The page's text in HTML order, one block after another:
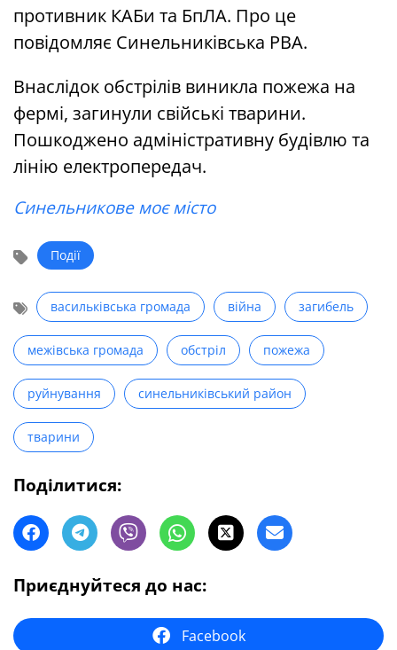
противник КАБи та БпЛА. Про це
повідомляє Синельниківська РВА.
Внаслідок обстрілів виникла пожежа на
фермі, загинули свійські тварини.
Пошкоджено адміністративну будівлю та
лінію електропередач.
Синельникове моє місто
Події
васильківська громада війна загибель
межівська громада обстріл пожежа
руйнування синельниківський район
тварини
Поділитися:
Приєднуйтеся до нас:
Facebook